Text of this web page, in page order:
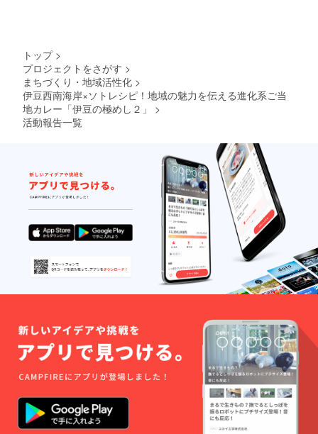
サイ
量：1
枚） ・
「伊豆
の極め
し」
チーム
よりお
礼の
メッ
セージ
・送料
品サイ
、長さ
約
17.8cm
、高さ
約
1.5cm
、数
量：1
本） ・
特製
「伊豆
の極め
し」ス
テッ
サイ
ズ：
8cm×8
cm、数
量：1
「伊豆
の極め
し」
チーム
ズ：直
m、数
量：1
個） ・
まな板
ヘッド
（商品
サイ
ズ：外
径約
155mm
、内径
約
137mm
、厚み
、数
量：1
個） ・
ステン
レスプ
レート
M（商
品サイ
ズ：直
径
トップ >
プロジェクトをさがす >
まちづくり・地域活性化 >
伊豆西南海岸×ソトレシピ！地域の魅力を伝える進化系ご当
地カレー「伊豆の極めし２」
>
活動報告一覧